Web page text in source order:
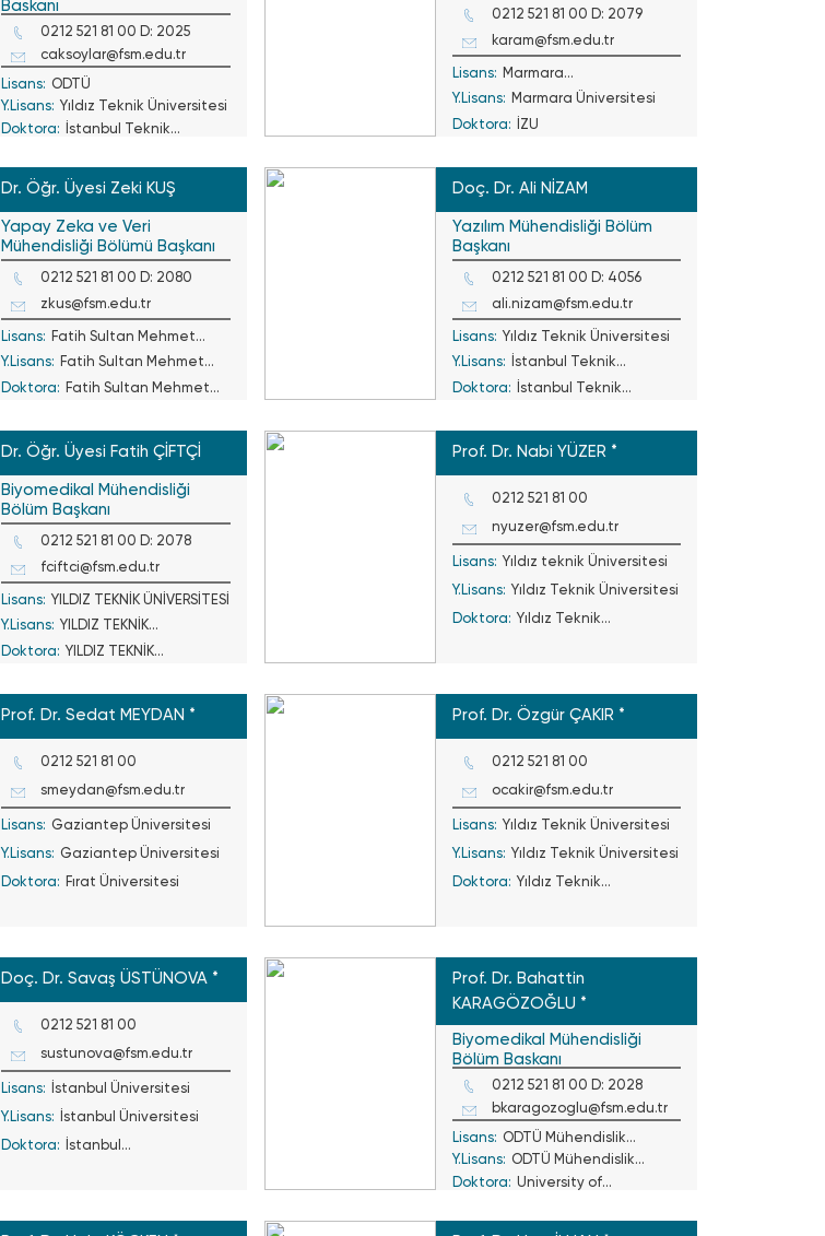
Başkanı
0212 521 81 00 D: 2025
caksoylar@fsm.edu.tr
Lisans: ODTÜ
Y.Lisans: Yıldız Teknik Üniversitesi
Doktora: İstanbul Teknik
0212 521 81 00 D: 2079
karam@fsm.edu.tr
Lisans: Marmara
Üniversitesi/Sakarya U.
Y.Lisans: Marmara Üniversitesi
Doktora:
İZU
Dr. Öğr. Üyesi Zeki KUŞ
Yapay Zeka ve Veri
Mühendisliği Bölümü Başkanı
0212 521 81 00 D: 2080
zkus@fsm.edu.tr
Lisans: Fatih Sultan Mehmet
Vakıf Üniversitesi
Y.Lisans: Fatih Sultan Mehmet
Vakıf Üniversitesi
Doktora: Fatih Sultan Mehmet
Doç. Dr. Ali NİZAM
Yazılım Mühendisliği Bölüm
Başkanı
0212 521 81 00 D: 4056
ali.nizam@fsm.edu.tr
Lisans: Yıldız Teknik Üniversitesi
Y.Lisans: İstanbul Teknik
Üniversitesi
Doktora: İstanbul Teknik
Dr. Öğr. Üyesi Fatih ÇİFTÇİ
Biyomedikal Mühendisliği
Bölüm Başkanı
0212 521 81 00 D: 2078
fciftci@fsm.edu.tr
Lisans: YILDIZ TEKNİK ÜNİVERSİTESİ
Y.Lisans: YILDIZ TEKNİK
ÜNİVERSİTESİ
Doktora: YILDIZ TEKNİK
Prof. Dr. Nabi YÜZER *
0212 521 81 00
nyuzer@fsm.edu.tr
Lisans: Yıldız teknik Üniversitesi
Y.Lisans: Yıldız Teknik Üniversitesi
Doktora: Yıldız Teknik
Prof. Dr. Sedat MEYDAN *
0212 521 81 00
smeydan@fsm.edu.tr
Lisans: Gaziantep Üniversitesi
Y.Lisans: Gaziantep Üniversitesi
Doktora: Fırat Üniversitesi
Prof. Dr. Özgür ÇAKIR *
0212 521 81 00
ocakir@fsm.edu.tr
Lisans: Yıldız Teknik Üniversitesi
Y.Lisans: Yıldız Teknik Üniversitesi
Doktora: Yıldız Teknik
Doç. Dr. Savaş ÜSTÜNOVA *
0212 521 81 00
sustunova@fsm.edu.tr
Lisans: İstanbul Üniversitesi
Y.Lisans: İstanbul Üniversitesi
Doktora: İstanbul
Prof. Dr. Bahattin
KARAGÖZOĞLU *
Biyomedikal Mühendisliği
Bölüm Başkanı
0212 521 81 00 D: 2028
bkaragozoglu@fsm.edu.tr
Lisans: ODTÜ Mühendislik
Fakültesi
Y.Lisans: ODTÜ Mühendislik
Fakültesi
Doktora: University of